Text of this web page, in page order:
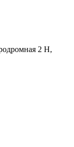
2 Н,